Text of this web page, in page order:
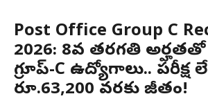
Post Office Group C
2026: 8వ తరగతి
గ్రూప్-C ఉద్యోగాలు.. పరీక్ష
రూ.63,200 వరకు జీతం!